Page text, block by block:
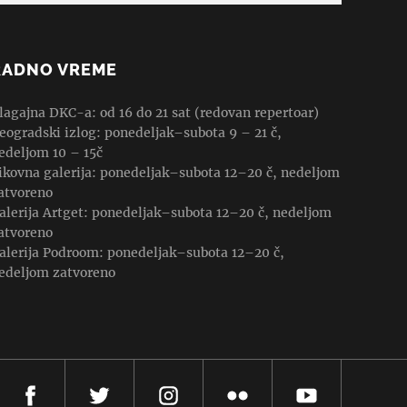
VREME
DKC-a: od 16 do 21 sat (redovan repertoar)
izlog: ponedeljak–subota 9 – 21 č,
10 – 15č
galerija: ponedeljak–subota 12–20 č, nedeljom
Artget: ponedeljak–subota 12–20 č, nedeljom
Podroom: ponedeljak–subota 12–20 č,
zatvoreno